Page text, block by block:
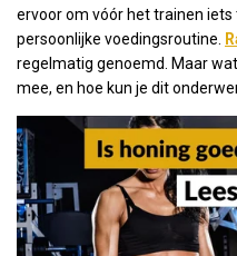
ervoor om vóór het trainen
persoonlijke voedingsroutine.
regelmatig genoemd. Maar
mee, en hoe kun je dit